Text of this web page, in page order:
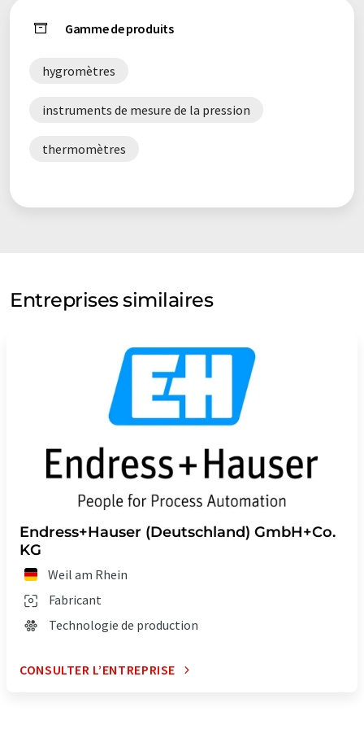
Gamme de produits
hygromètres
instruments de mesure de la pression
thermomètres
Entreprises similaires
Endress+Hauser (Deutschland) GmbH+Co.
KG
Weil am Rhein
Fabricant
Technologie de production
CONSULTER L’ENTREPRISE